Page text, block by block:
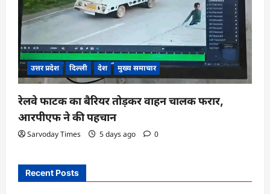
उत्तर प्रदेश दिल्ली देश मुख्य समाचार
रेलवे फाटक का बैरियर तोड़कर वाहन चालक फरार,
आरपीएफ ने की पहचान
Sarvoday Times 5 days ago 0
Recent Posts